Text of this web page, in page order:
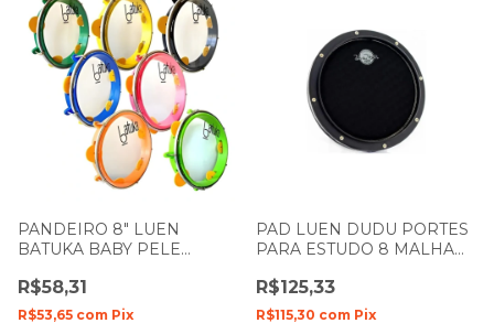
PANDEIRO 8" LUEN
BATUKA BABY PELE
CORES 60046
R$58,31
R$53,65 com Pix
PAD LUEN DUDU PORTES
PARA ESTUDO 8 MALHA
R$125,33
R$115,30 com Pix